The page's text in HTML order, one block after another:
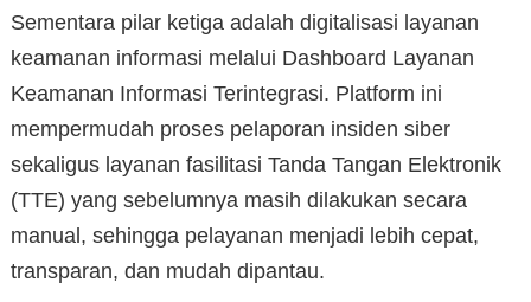
Sementara pilar ketiga adalah digitalisasi layanan
keamanan informasi melalui Dashboard Layanan
Keamanan Informasi Terintegrasi. Platform ini
mempermudah proses pelaporan insiden siber
sekaligus layanan fasilitasi Tanda Tangan Elektronik
(TTE) yang sebelumnya masih dilakukan secara
manual, sehingga pelayanan menjadi lebih cepat,
transparan, dan mudah dipantau.